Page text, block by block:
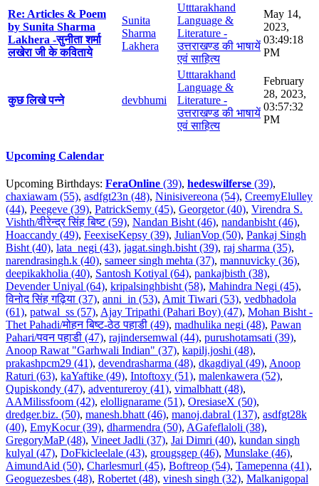
Re: Articles & Poem
by Sunita Sharma
Lakhera -सुनीता शर्मा
लखेरा जी के कविताये
Sunita
Sharma
Lakhera
Utttarakhand
Language &
Literature -
उत्तराखण्ड की भाषायें
एवं साहित्य
May 14,
2023,
03:49:18
PM
कुछ लिखे पन्ने devbhumi
Utttarakhand
Language &
Literature -
उत्तराखण्ड की भाषायें
एवं साहित्य
February
28, 2023,
03:57:32
PM
Upcoming Calendar
Upcoming Birthdays: FeraOnline (39), hedeswilferse (39),
chaxiawam (55), asdfgt23n (48), Ninisivereona (54), CreemyElulley
(44), Peegeve (39), PatrickSemy (45), Georgetor (40), Virendra S.
Vishth/वीरेन्द्र सिंह बिष्ट (59), Nandan Bisht (46), nandanbisht (46),
Hoaccandy (49), FeexiseKepsy (39), JulianVop (50), Pankaj Singh
Bisht (40), lata_negi (43), jagat.singh.bisht (39), raj sharma (35),
narendrasingh.k (40), sameer singh mehta (37), mannuvicky (36),
deepikakholia (40), Santosh Kotiyal (64), pankajbisth (38),
Devender Uniyal (64), kripalsinghbisht (58), Mahindra Negi (45),
विनोद सिंह गढ़िया (37), anni_in (53), Amit Tiwari (53), vedbhadola
(61), patwal_ss (57), Ajay Tripathi (Pahari Boy) (47), Mohan Bisht -
Thet Pahadi/मोहन बिष्ट-ठेठ पहाडी (49), madhulika negi (48), Pawan
Pahari/पवन पहाडी (47), rajindersemwal (44), purushotamsati (39),
Anoop Rawat "Garhwali Indian" (37), kapilj.joshi (48),
prakashpcm29 (41), devendrasharma (48), dkagdiyal (49), Anoop
Raturi (63), kaYaftike (49), Intoftoxy (51), malenkawera (52),
Qupiskondy (47), adventureroy (41), vimalbhatt (48),
AAMilissfoom (42), elollignarame (51), OresiaseX (50),
dredger.biz. (50), manesh.bhatt (46), manoj.dabral (137), asdfgt28k
(40), EmyKocur (39), dharmendra (50), AGafeflaloli (38),
GregoryMaP (48), Vineet Jadli (37), Jai Dimri (40), kundan singh
kulyal (47), DoFkicleelale (43), grougsgep (46), Munslake (46),
AimundAid (50), Charlesmurl (45), Boftreop (54), Tamepenna (41),
Geoguezesbes (48), Robertet (48), vinesh singh (32), Malkanigopal